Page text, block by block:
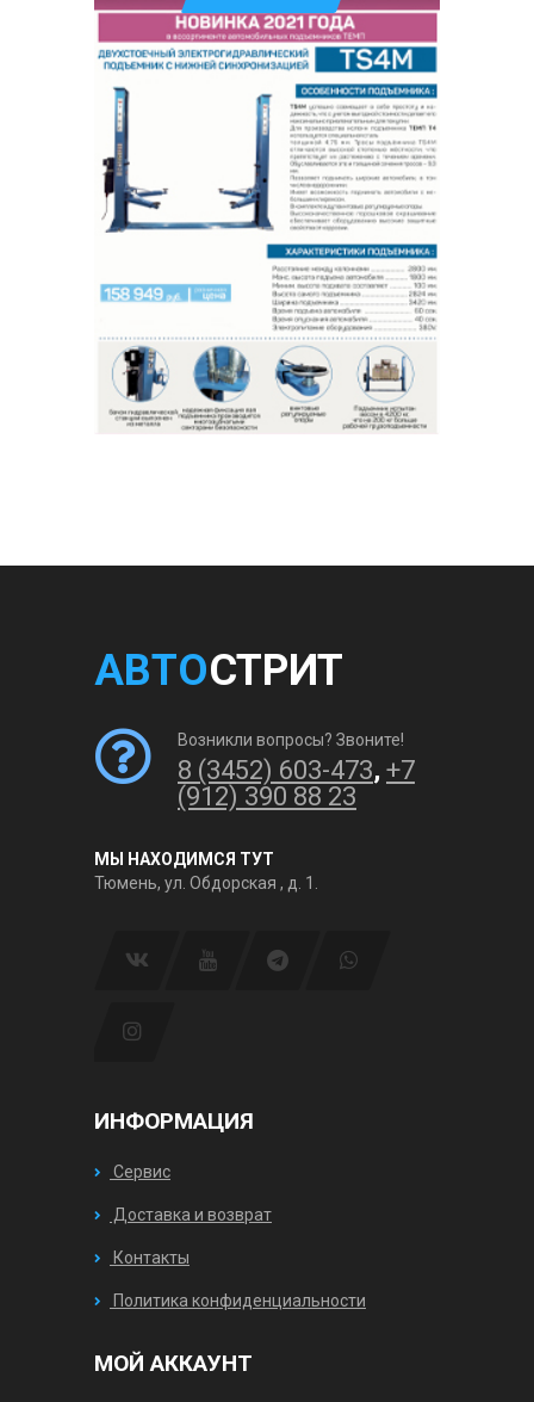
АВТОСТРИТ
Возникли вопросы? Звоните!
8 (3452) 603-473, +7
(912) 390 88 23
МЫ НАХОДИМСЯ ТУТ
Тюмень, ул. Обдорская , д. 1.
ИНФОРМАЦИЯ
Сервис
Доставка и возврат
Контакты
Политика конфиденциальности
МОЙ АККАУНТ